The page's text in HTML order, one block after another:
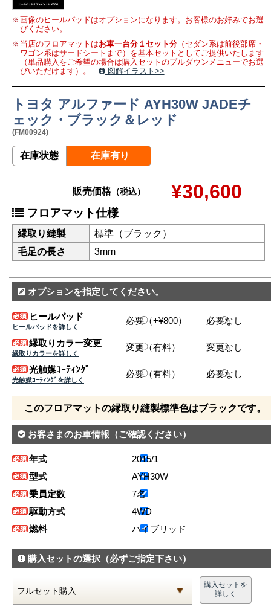
画像のヒールパッドはオプションになります。お客様のお好みでお選
びください。
当店のフロアマットはお車一台分１セット分（セダン系は前後部席・
ワゴン系はサードシートまで）を基本セットとしてご提供いたします
（単品購入をご希望の場合は購入セットのプルダウンメニューでお選
びいただけます）。
図解イラスト>>
トヨタ アルファード AYH30W JADEチ
ェック・ブラック＆レッド
(FM00924)
在庫状態 在庫有り
販売価格（税込） ¥30,600
フロアマット仕様
縁取り縫製
標準（ブラック）
毛足の長さ
3mm
オプションを指定してください。
ヒールパッド
ヒールパッドを詳しく
必要（+¥800） 必要なし
縁取りカラー変更
縁取りカラーを詳しく
変更（有料） 変更なし
光触媒ｺｰﾃｨﾝｸﾞ
光触媒ｺｰﾃｨﾝｸﾞを詳しく
必要（有料） 必要なし
このフロアマットの縁取り縫製標準色はブラックです。
お客さまのお車情報 （ご確認ください）
年式
2015/1
型式
AYH30W
乗員定数
7名
駆動方式
4WD
燃料
ハイブリッド
購入セットの選択 （必ずご指定下さい）
購入セットを
詳しく